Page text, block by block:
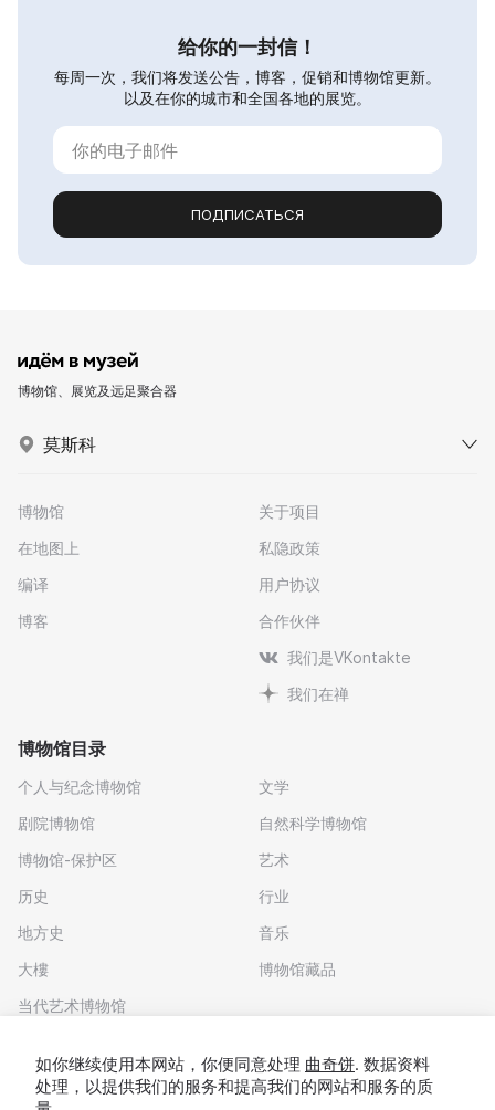
给你的一封信！
每周一次，我们将发送公告，博客，促销和博物馆更新。
以及在你的城市和全国各地的展览。
ПОДПИСАТЬСЯ
博物馆、展览及远足聚合器
莫斯科
博物馆
在地图上
编译
博客
关于项目
私隐政策
用户协议
合作伙伴
我们是VKontakte
我们在禅
博物馆目录
个人与纪念博物馆
剧院博物馆
博物馆-保护区
历史
地方史
大樓
当代艺术博物馆
文学
自然科学博物馆
艺术
行业
音乐
博物馆藏品
如你继续使用本网站，你便同意处理 曲奇饼. 数据资料
处理，以提供我们的服务和提高我们的网站和服务的质